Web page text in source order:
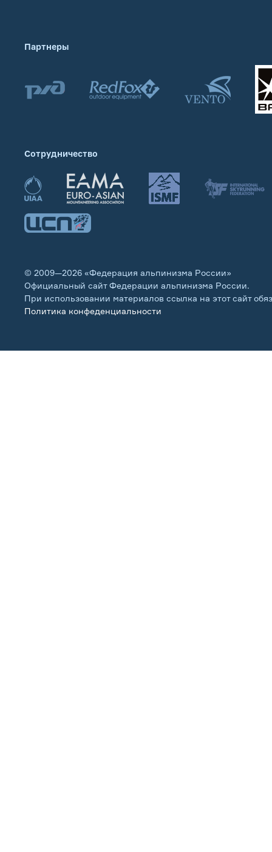
Партнеры
Сотрудничество
© 2009—2026 «Федерация альпинизма России»
Официальный сайт Федерации альпинизма России.
При использовании материалов ссылка на этот сайт
Политика конфеденциальности